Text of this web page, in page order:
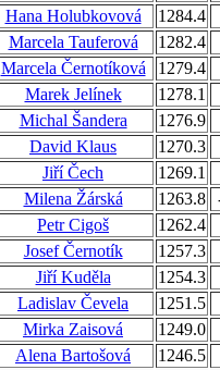
Hana Holubkovová
1284.4
Marcela Tauferová
1282.4
Marcela Černotíková
1279.4
Marek Jelínek
1278.1
Michal Šandera
1276.9
David Klaus
1270.3
Jiří Čech
1269.1
Milena Žárská 1263.8
Petr Cigoš
1262.4
Josef Černotík
1257.3
Jiří Kuděla
1254.3
Ladislav Čevela
1251.5
Mirka Zaisová
1249.0
Alena Bartošová
1246.5